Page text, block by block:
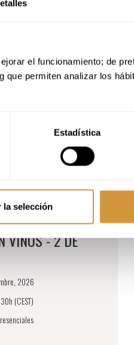
el funcionamiento; de
permiten analizar los
Estadística
la selección
VINOS - 2 DE
2026
(CEST)